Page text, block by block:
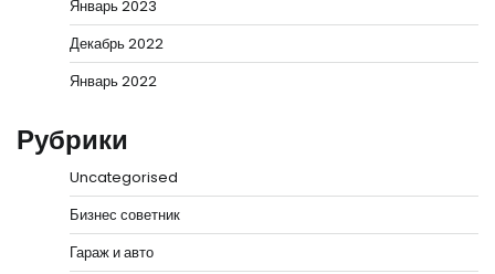
Январь 2023
Декабрь 2022
Январь 2022
Рубрики
Uncategorised
Бизнес советник
Гараж и авто